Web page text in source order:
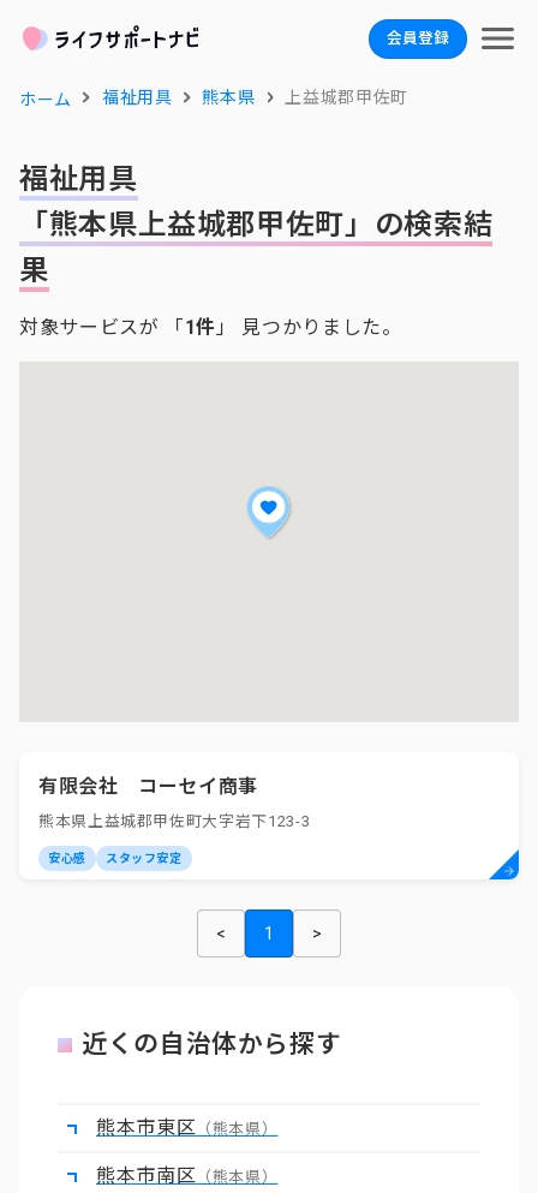
会員登録
ホーム 福祉用具 熊本県 上益城郡甲佐町
福祉用具
「熊本県上益城郡甲佐町」の検索結
果
対象サービスが 「1件 」 見つかりました。
有限会社 コーセイ商事
熊本県上益城郡甲佐町大字岩下123-3
安心感 スタッフ安定
< 1 >
近くの自治体から探す
熊本市東区 （熊本県）
熊本市南区 （熊本県）